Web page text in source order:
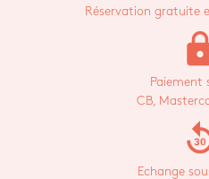
Réservation gratuite
Paiement
CB,
Echange